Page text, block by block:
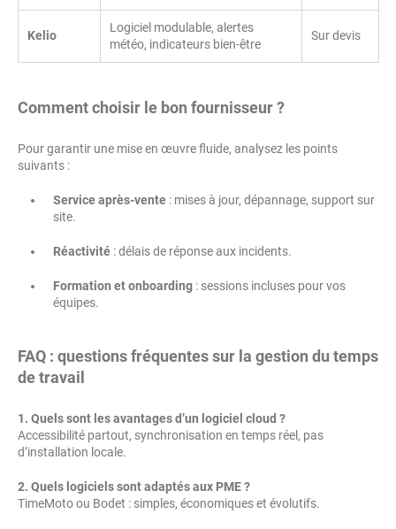
Kelio
Logiciel modulable, alertes
météo, indicateurs bien-être
Sur devis
Comment choisir le bon fournisseur ?
Pour garantir une mise en œuvre fluide, analysez les points
suivants :
Service après-vente : mises à jour, dépannage, support sur
site.
Réactivité : délais de réponse aux incidents.
Formation et onboarding : sessions incluses pour vos
équipes.
FAQ : questions fréquentes sur la gestion du temps
de travail
1. Quels sont les avantages d’un logiciel cloud ?
Accessibilité partout, synchronisation en temps réel, pas
d’installation locale.
2. Quels logiciels sont adaptés aux PME ?
TimeMoto ou Bodet : simples, économiques et évolutifs.